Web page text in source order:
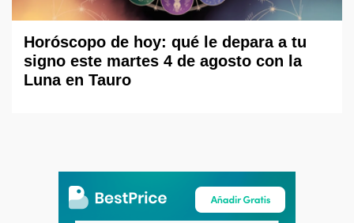
Horóscopo de hoy: qué le depara a tu
signo este martes 4 de agosto con la
Luna en Tauro